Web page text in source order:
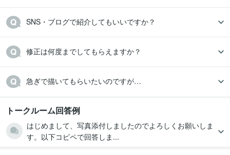
SNS・ブログで紹介してもいいですか？
修正は何度までしてもらえますか？
急ぎで描いてもらいたいのですが…
トークルーム回答例
はじめまして、写真添付しましたのでよろしくお願いしま
す。以下コピペで回答しま...